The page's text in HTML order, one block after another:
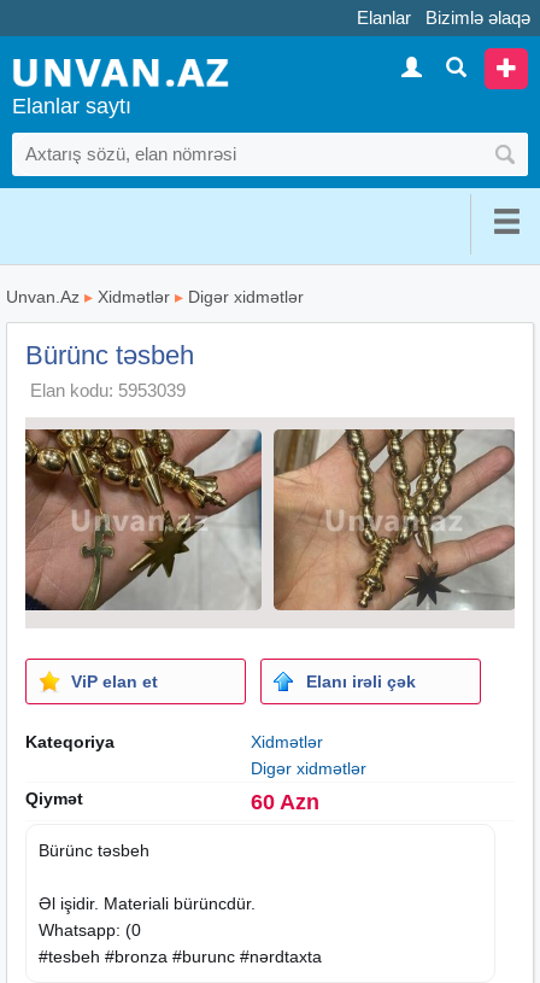
Elanlar Bizimlə əlaqə
Elanlar saytı
Unvan.Az ▸ Xidmətlər ▸ Digər xidmətlər
Bürünc təsbeh
Elan kodu: 5953039
ViP elan et Elanı irəli çək
Kateqoriya
Xidmətlər
Digər xidmətlər
Qiymət
60 Azn
Bürünc təsbeh
Əl işidir. Materiali bürüncdür.
Whatsapp: (0
#tesbeh #bronza #burunc #nərdtaxta